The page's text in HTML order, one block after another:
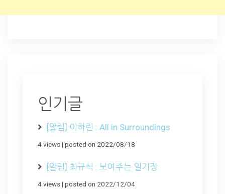
인기글
[알림] 이하린 : All in Surroundings
4 views| posted on 2022/08/18
[알림] 최규식 : 보여주는 일기장
4 views| posted on 2022/12/04